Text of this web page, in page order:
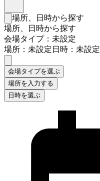
検索フォームを閉じる
場所、日時から探す
場所、日時から探す
会場タイプ：未設定
場所：未設定日時：未設定
会場タイプを選ぶ
場所を入力する
日時を選ぶ